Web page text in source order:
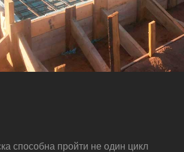
способна пройти не один цикл